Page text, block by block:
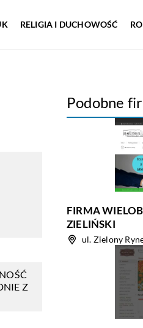
RELIGIA I DUCHOWOŚĆ
Z
Podobne
FIRMA
ZIELIŃSKI
ul. Zielony